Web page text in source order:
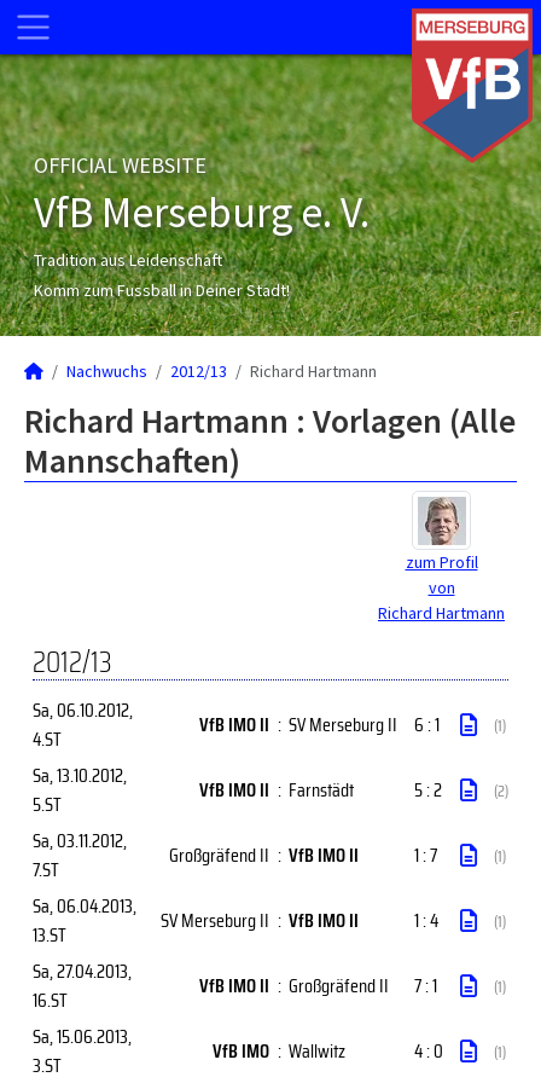
OFFICIAL WEBSITE
VfB Merseburg e. V.
Tradition aus Leidenschaft
Komm zum Fussball in Deiner Stadt!
Nachwuchs 2012/13 Richard Hartmann
Richard Hartmann : Vorlagen (Alle
Mannschaften)
zum Profil
von
Richard Hartmann
2012/13
Sa, 06.10.2012,
4.ST
VfB IMO II : SV Merseburg II 6 : 1 (1)
Sa, 13.10.2012,
5.ST
VfB IMO II : Farnstädt 5 : 2 (2)
Sa, 03.11.2012,
7.ST
Großgräfend II : VfB IMO II 1 : 7 (1)
Sa, 06.04.2013,
13.ST
SV Merseburg II : VfB IMO II 1 : 4 (1)
Sa, 27.04.2013,
16.ST
VfB IMO II : Großgräfend II 7 : 1 (1)
Sa, 15.06.2013,
3.ST
VfB IMO : Wallwitz 4 : 0 (1)